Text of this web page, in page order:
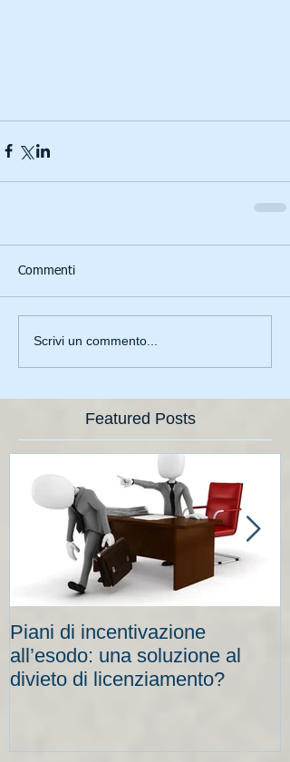
Commenti
Scrivi un commento...
Featured Posts
Piani di incentivazione
all’esodo: una soluzione al
divieto di licenziamento?